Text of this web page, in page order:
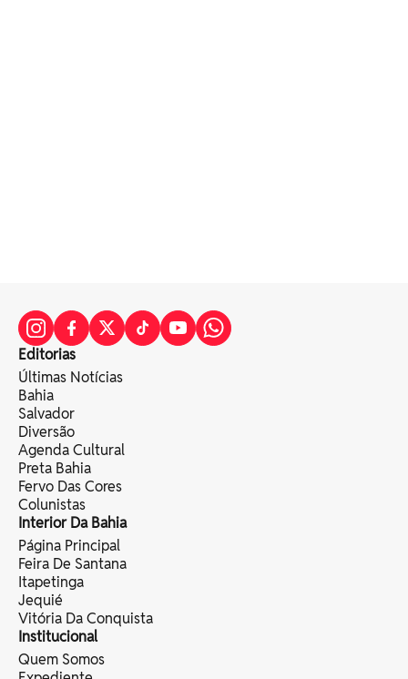
Editorias
Últimas Notícias
Bahia
Salvador
Diversão
Agenda Cultural
Preta Bahia
Fervo Das Cores
Colunistas
Interior Da Bahia
Página Principal
Feira De Santana
Itapetinga
Jequié
Vitória Da Conquista
Institucional
Quem Somos